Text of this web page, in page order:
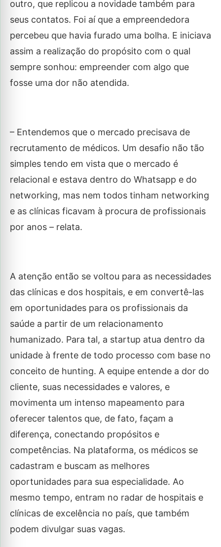
outro, que replicou a novidade também para
seus contatos. Foi aí que a empreendedora
percebeu que havia furado uma bolha. E iniciava
assim a realização do propósito com o qual
sempre sonhou: empreender com algo que
fosse uma dor não atendida.
– Entendemos que o mercado precisava de
recrutamento de médicos. Um desafio não tão
simples tendo em vista que o mercado é
relacional e estava dentro do Whatsapp e do
networking, mas nem todos tinham networking
e as clínicas ficavam à procura de profissionais
por anos – relata.
A atenção então se voltou para as necessidades
das clínicas e dos hospitais, e em convertê-las
em oportunidades para os profissionais da
saúde a partir de um relacionamento
humanizado. Para tal, a startup atua dentro da
unidade à frente de todo processo com base no
conceito de hunting. A equipe entende a dor do
cliente, suas necessidades e valores, e
movimenta um intenso mapeamento para
oferecer talentos que, de fato, façam a
diferença, conectando propósitos e
competências. Na plataforma, os médicos se
cadastram e buscam as melhores
oportunidades para sua especialidade. Ao
mesmo tempo, entram no radar de hospitais e
clínicas de excelência no país, que também
podem divulgar suas vagas.